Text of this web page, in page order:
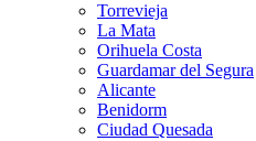
Torrevieja
La Mata
Orihuela Costa
Guardamar del Segura
Alicante
Benidorm
Ciudad Quesada